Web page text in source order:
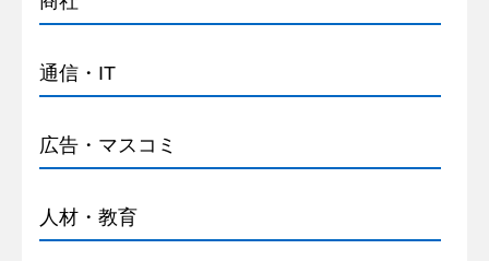
通信・IT
広告・マスコミ
人材・教育